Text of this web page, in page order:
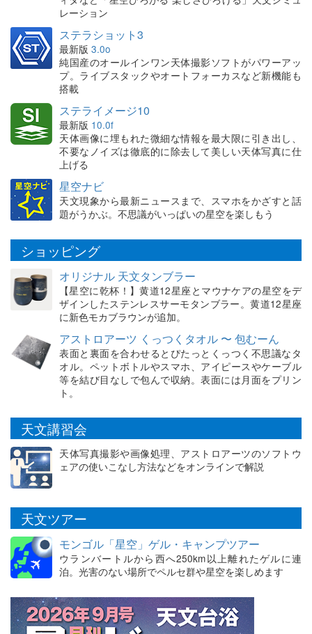
レーション
ステラショット3
最新版 3.0o
純国産のオールインワン天体撮影ソフトがパワーアッ
プ。ライブスタックやオートフォーカスなど新機能も
搭載
ステライメージ10
最新版 10.0f
天体画像に埋もれた微細な情報を最大限に引き出し、
不要なノイズは徹底的に除去して美しい天体写真に仕
上げる
星空ナビ
天文現象から最新ニュースまで、スマホをかざすと話
題がうかぶ。不思議がいっぱいの星空を楽しもう
ショッピング
オリジナル 天文タンブラー
【星空に乾杯！】黄道12星座とマウナケアの星空をデ
ザインしたステンレスサーモタンブラー。黄道12星座
に新色モカブラウンが追加。
アストロアーツ くっつくタオル 〜 包むーん
表面と裏面を合わせるとぴたっとくっつく不思議なタ
オル。ペットボトルやスマホ、アイピースやケーブル
等を結び目なしで包んで収納。表面には月面をプリン
ト。
天文講習会
天体写真撮影や画像処理、アストロアーツのソフトウ
ェアの使いこなし方法などをオンラインで解説
天文ツアー
モンゴル「星空」ゲル・キャンプツアー
ウランバートルから西へ250km以上離れたゲルに連
泊。光害のない場所でペルセ群や星空を楽しめます